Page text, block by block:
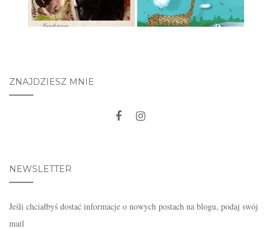
ZNAJDZIESZ MNIE
NEWSLETTER
Jeśli chciałbyś dostać informacje o nowych postach na blogu, podaj swój
mail